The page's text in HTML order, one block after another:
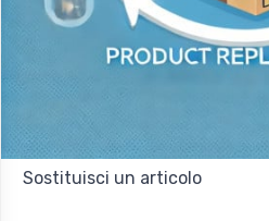
Sostituisci un articolo